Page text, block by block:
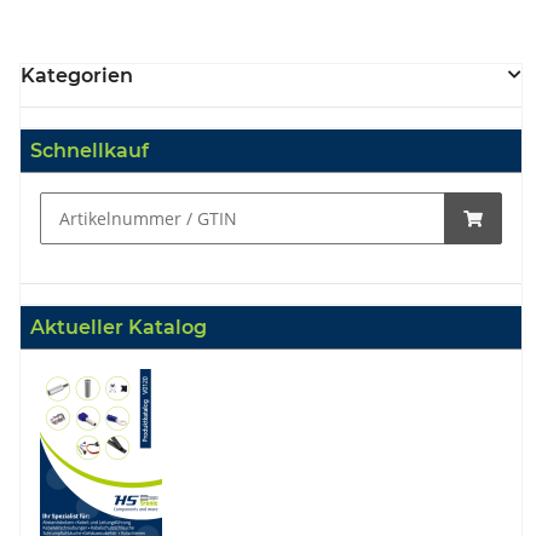
Kategorien
Schnellkauf
Aktueller Katalog